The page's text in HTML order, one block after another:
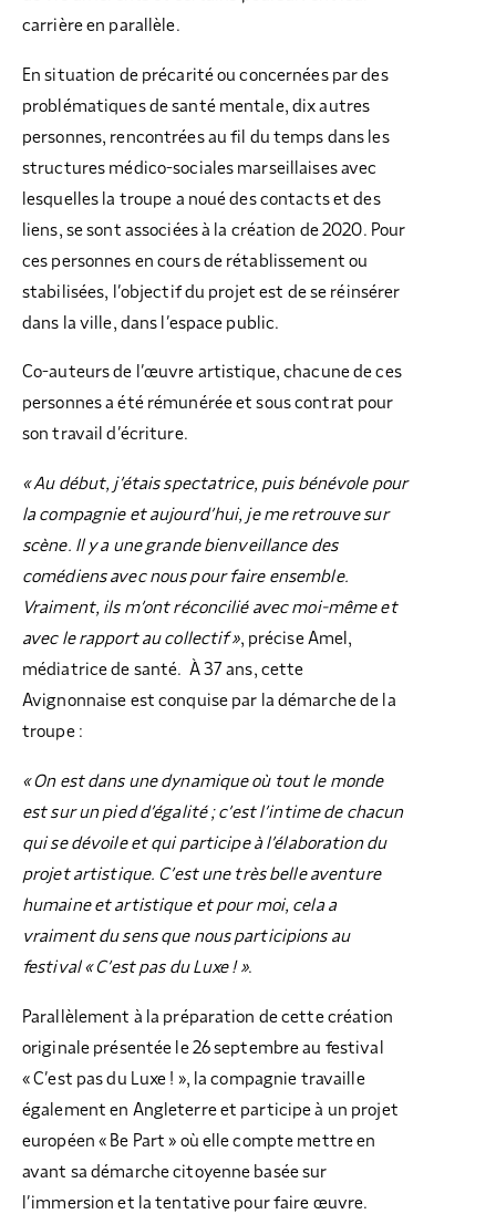
carrière en parallèle.
En situation de précarité ou concernées par des
problématiques de santé mentale, dix autres
personnes, rencontrées au fil du temps dans les
structures médico-sociales marseillaises avec
lesquelles la troupe a noué des contacts et des
liens, se sont associées à la création de 2020. Pour
ces personnes en cours de rétablissement ou
stabilisées, l’objectif du projet est de se réinsérer
dans la ville, dans l’espace public.
Co-auteurs de l’œuvre artistique, chacune de ces
personnes a été rémunérée et sous contrat pour
son travail d’écriture.
« Au début, j’étais spectatrice, puis bénévole pour
la compagnie et aujourd’hui, je me retrouve sur
scène. Il y a une grande bienveillance des
comédiens avec nous pour faire ensemble.
Vraiment, ils m’ont réconcilié avec moi-même et
avec le rapport au collectif », précise Amel,
médiatrice de santé. À 37 ans, cette
Avignonnaise est conquise par la démarche de la
troupe :
« On est dans une dynamique où tout le monde
est sur un pied d’égalité ; c’est l’intime de chacun
qui se dévoile et qui participe à l’élaboration du
projet artistique. C’est une très belle aventure
humaine et artistique et pour moi, cela a
vraiment du sens que nous participions au
festival « C’est pas du Luxe ! ».
Parallèlement à la préparation de cette création
originale présentée le 26 septembre au festival
« C’est pas du Luxe ! », la compagnie travaille
également en Angleterre et participe à un projet
européen « Be Part » où elle compte mettre en
avant sa démarche citoyenne basée sur
l’immersion et la tentative pour faire œuvre.